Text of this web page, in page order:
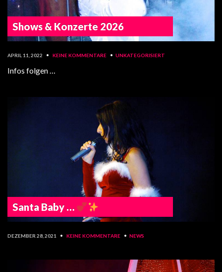
Shows & Konzerte 2026
APRIL 11, 2022 • KEINE KOMMENTARE • UNKATEGORISIERT
Infos folgen …
Santa Baby …
DEZEMBER 28, 2021 • KEINE KOMMENTARE • NEWS